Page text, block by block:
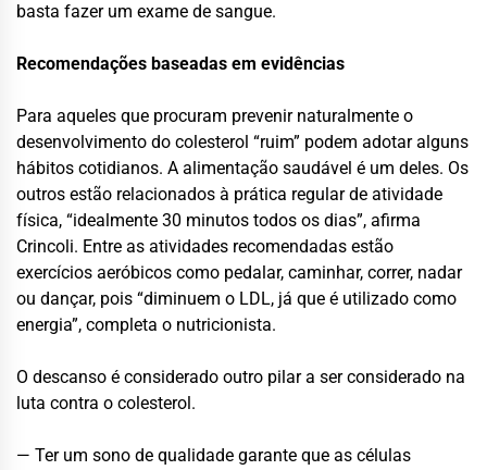
basta fazer um exame de sangue.
Recomendações baseadas em evidências
Para aqueles que procuram prevenir naturalmente o
desenvolvimento do colesterol “ruim” podem adotar alguns
hábitos cotidianos. A alimentação saudável é um deles. Os
outros estão relacionados à prática regular de atividade
física, “idealmente 30 minutos todos os dias”, afirma
Crincoli. Entre as atividades recomendadas estão
exercícios aeróbicos como pedalar, caminhar, correr, nadar
ou dançar, pois “diminuem o LDL, já que é utilizado como
energia”, completa o nutricionista.
O descanso é considerado outro pilar a ser considerado na
luta contra o colesterol.
— Ter um sono de qualidade garante que as células